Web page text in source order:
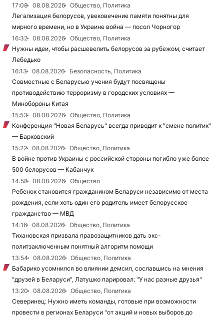
17:08
08.08.2026
Общество, Политика
Легализация белорусов, увековечение памяти понятны для
мирного времени, но в Украине война — посол Чорногор
16:32
08.08.2026
Общество, Политика
Нужны идеи, чтобы расшевелить белорусов за рубежом, считает
Лебедько
16:13
08.08.2026
Безопасность, Политика
Совместные с Беларусью учения будут посвящены
противодействию терроризму в городских условиях —
Минобороны Китая
15:53
08.08.2026
Общество, Политика
Конференция "Новая Беларусь" всегда приводит к "смене политик"
— Барковский
15:22
08.08.2026
Общество, Политика
В войне против Украины с российской стороны погибло уже более
500 белорусов — Кабанчук
14:58
08.08.2026
Общество
Ребенок становится гражданином Беларуси независимо от места
рождения, если хоть один его родитель имеет белорусское
гражданство — МВД
14:16
08.08.2026
Общество, Политика
Тихановская призвала правозащитников дать экс-
политзаключенным понятный алгоритм помощи
13:54
08.08.2026
Общество, Политика
Бабарико усомнился во влиянии демсил, сославшись на мнения
"друзей в Беларуси", Латушко парировал: "У нас разные друзья"
13:20
08.08.2026
Общество, Политика
Северинец: Нужно иметь команды, готовые при возможности
провести в регионах Беларуси "от акций и новых выборов до